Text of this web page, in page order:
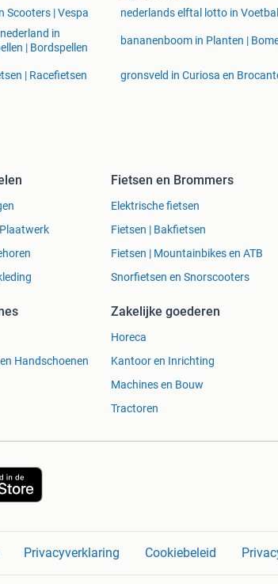
Scooters | Vespa
nederlands elftal lotto in Voetbal
in
| Bordspellen
bananenboom in Planten |
| Racefietsen gronsveld in Curiosa en
Fietsen en Brommers
Elektrische fietsen
Fietsen | Bakfietsen
Fietsen | Mountainbikes en ATB
Snorfietsen en Snorscooters
Handschoenen
Zakelijke goederen
Horeca
Kantoor en Inrichting
Machines en Bouw
Tractoren
Privacyverklaring Cookiebeleid